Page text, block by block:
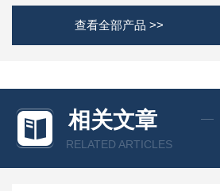
查看全部产品 >>
相关文章
RELATED ARTICLES